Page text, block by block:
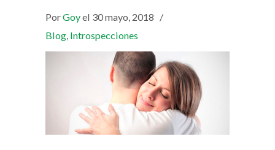
PorGoyel 30 mayo, 2018 /
Blog, Introspecciones